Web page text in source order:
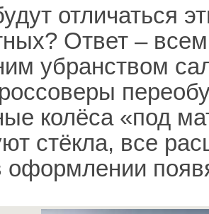
отличаться
Ответ –
убранством
колёса «под
стёкла, все
оформлении